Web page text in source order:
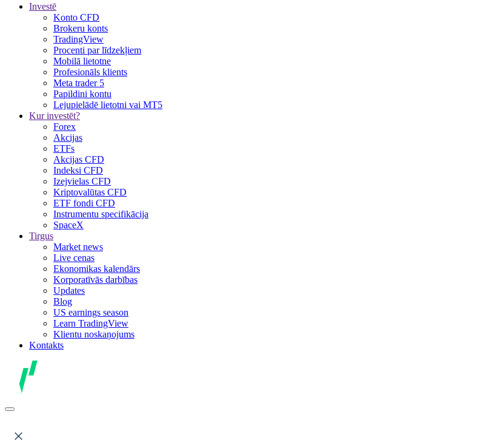
Investē
Konto CFD
Brokeru konts
TradingView
Procenti par līdzekļiem
Mobilā lietotne
Profesionāls klients
Meta trader 5
Papildini kontu
Lejupielādē lietotni vai MT5
Kur investēt?
Forex
Akcijas
ETFs
Akcijas CFD
Indeksi CFD
Izejvielas CFD
Kriptovalūtas CFD
ETF fondi CFD
Instrumentu specifikācija
SpaceX
Tirgus
Market news
Live cenas
Ekonomikas kalendārs
Korporatīvās darbības
Updates
Blog
US earnings season
Learn TradingView
Klientu noskaņojums
Kontakts